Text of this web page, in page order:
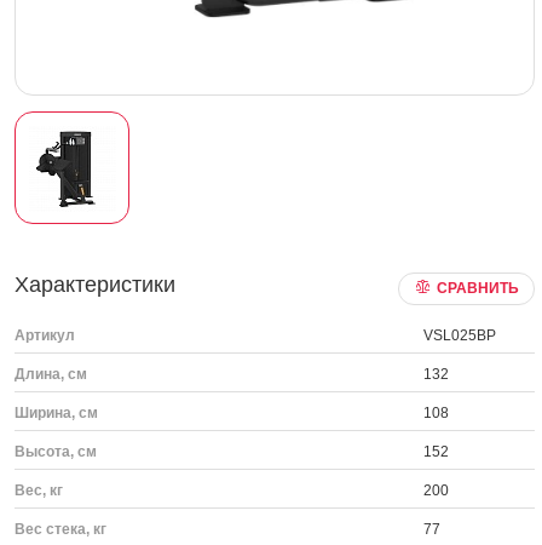
Характеристики СРАВНИТЬ
Артикул VSL025BP
Длина, см 132
Ширина, см 108
Высота, см 152
Вес, кг 200
Вес стека, кг 77